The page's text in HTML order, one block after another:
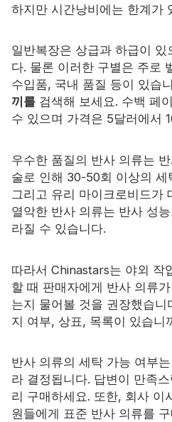
하지만 시간낭비에는 한계가
일반복장은 상급과 하급이 있
다. 물론 이러한 구별은 주로
수입품, 국내 품질 등이 있습
끼를 검색해 보세요. 수백 페
수 있으며 가격은 5달러에서
우수한 품질의 반사 의류는
술로 인해 30-50회 이상의 세
그리고 유리 마이크로비드가
열악한 반사 의류는 반사 성
라질 수 있습니다.
따라서 Chinastars는 야외 작
할 때 판매자에게 반사 의류
는지 물어볼 것을 권장했습
지 여부, 상표, 목록이 있습니
반사 의류의 세탁 가능 여부
라 결정됩니다. 답변이 만족
리 구매하세요. 또한, 회사 이
원들에게 표준 반사 의류를